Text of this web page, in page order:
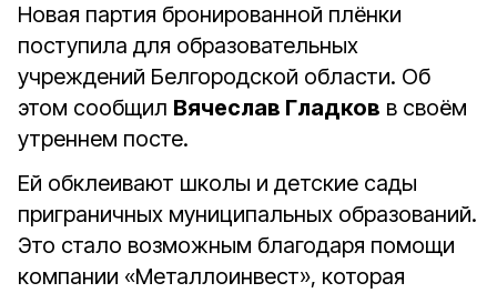
Новая партия бронированной плёнки
поступила для образовательных
учреждений Белгородской области. Об
этом сообщил Вячеслав Гладков в своём
утреннем посте.
Ей обклеивают школы и детские сады
приграничных муниципальных образований.
Это стало возможным благодаря помощи
компании «Металлоинвест», которая